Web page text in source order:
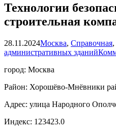
Технологии
строительная
28.11.2024Москва, Справочная,
административных зданий
город: Москва
Район: Хорошёво-Мнёвники
Адрес: улица Народного
Индекс: 123423.0